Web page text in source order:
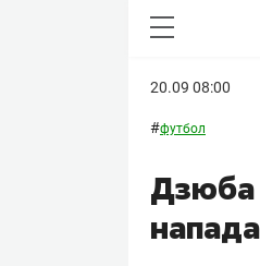
20.09 08:00
#футбол
Дзюба